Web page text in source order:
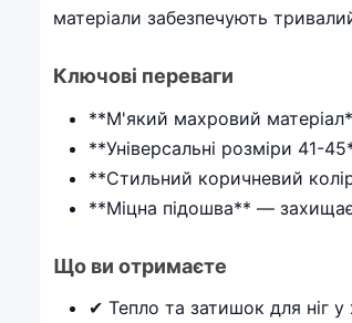
матеріали забезпечують
Ключові переваги
**М'який махровий
**Універсальні розміри 41-
**Стильний коричневий
**Міцна підошва** — захищає
Що ви отримаєте
✔ Тепло та затишок для ніг